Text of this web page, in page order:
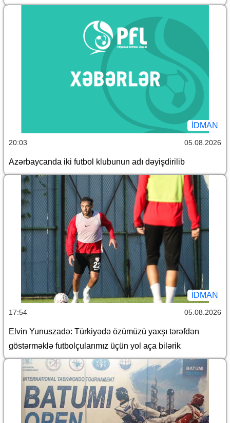
İDMAN
20:03 05.08.2026
Azərbaycanda iki futbol klubunun adı dəyişdirilib
İDMAN
17:54 05.08.2026
Elvin Yunuszadə: Türkiyədə özümüzü yaxşı tərəfdən
göstərməklə futbolçularımız üçün yol aça bilərik